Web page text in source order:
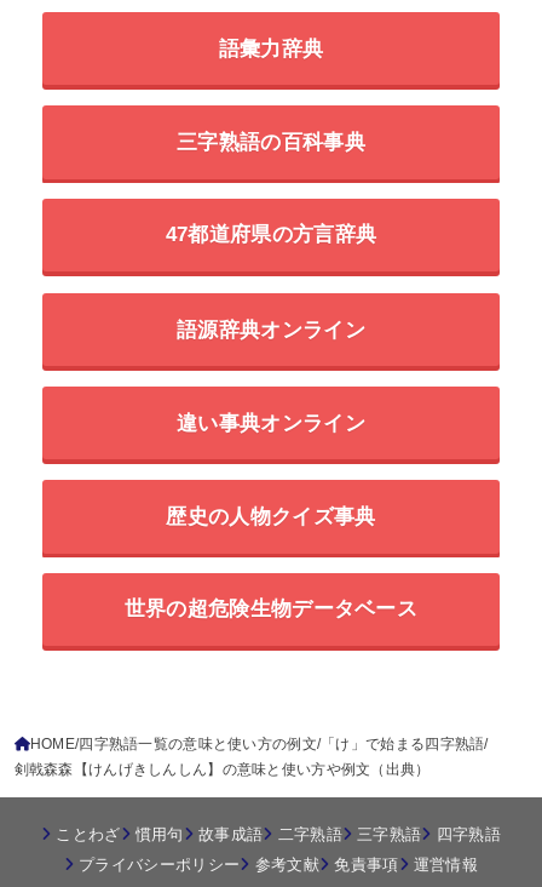
語彙力辞典
三字熟語の百科事典
47都道府県の方言辞典
語源辞典オンライン
違い事典オンライン
歴史の人物クイズ事典
世界の超危険生物データベース
HOME 四字熟語一覧の意味と使い方の例文
「け」で始まる四字熟語
剣戟森森【けんげきしんしん】の意味と使い方や例文（出典）
ことわざ 慣用句 故事成語 二字熟語 三字熟語
四字熟語
プライバシーポリシー
参考文献 免責事項
運営情報